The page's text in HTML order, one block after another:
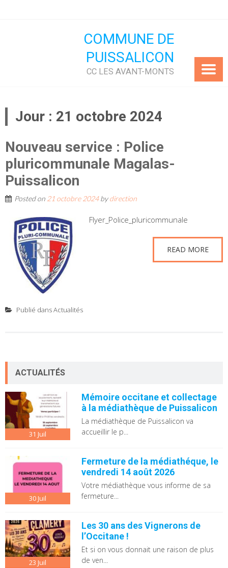
COMMUNE DE
PUISSALICON
CC LES AVANT-MONTS
Jour : 21 octobre 2024
Nouveau service : Police
pluricommunale Magalas-
Puissalicon
Posted on 21 octobre 2024bydirection
Flyer_Police_pluricommunale
READ MORE
Publié dansActualités
ACTUALITÉS
31 Juil
Mémoire occitane et collectage
à la médiathèque de Puissalicon
La médiathèque de Puissalicon va
accueillir le p...
30Juil
Fermeture de la médiathéque, le
vendredi 14 août 2026
Votre médiathèque vous informe de sa
fermeture...
23 Juil
Les 30 ans des Vignerons de
l’Occitane !
Et si on vous donnait une raison de plus
de ven...